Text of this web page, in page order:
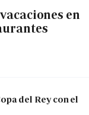
en
del Rey con el